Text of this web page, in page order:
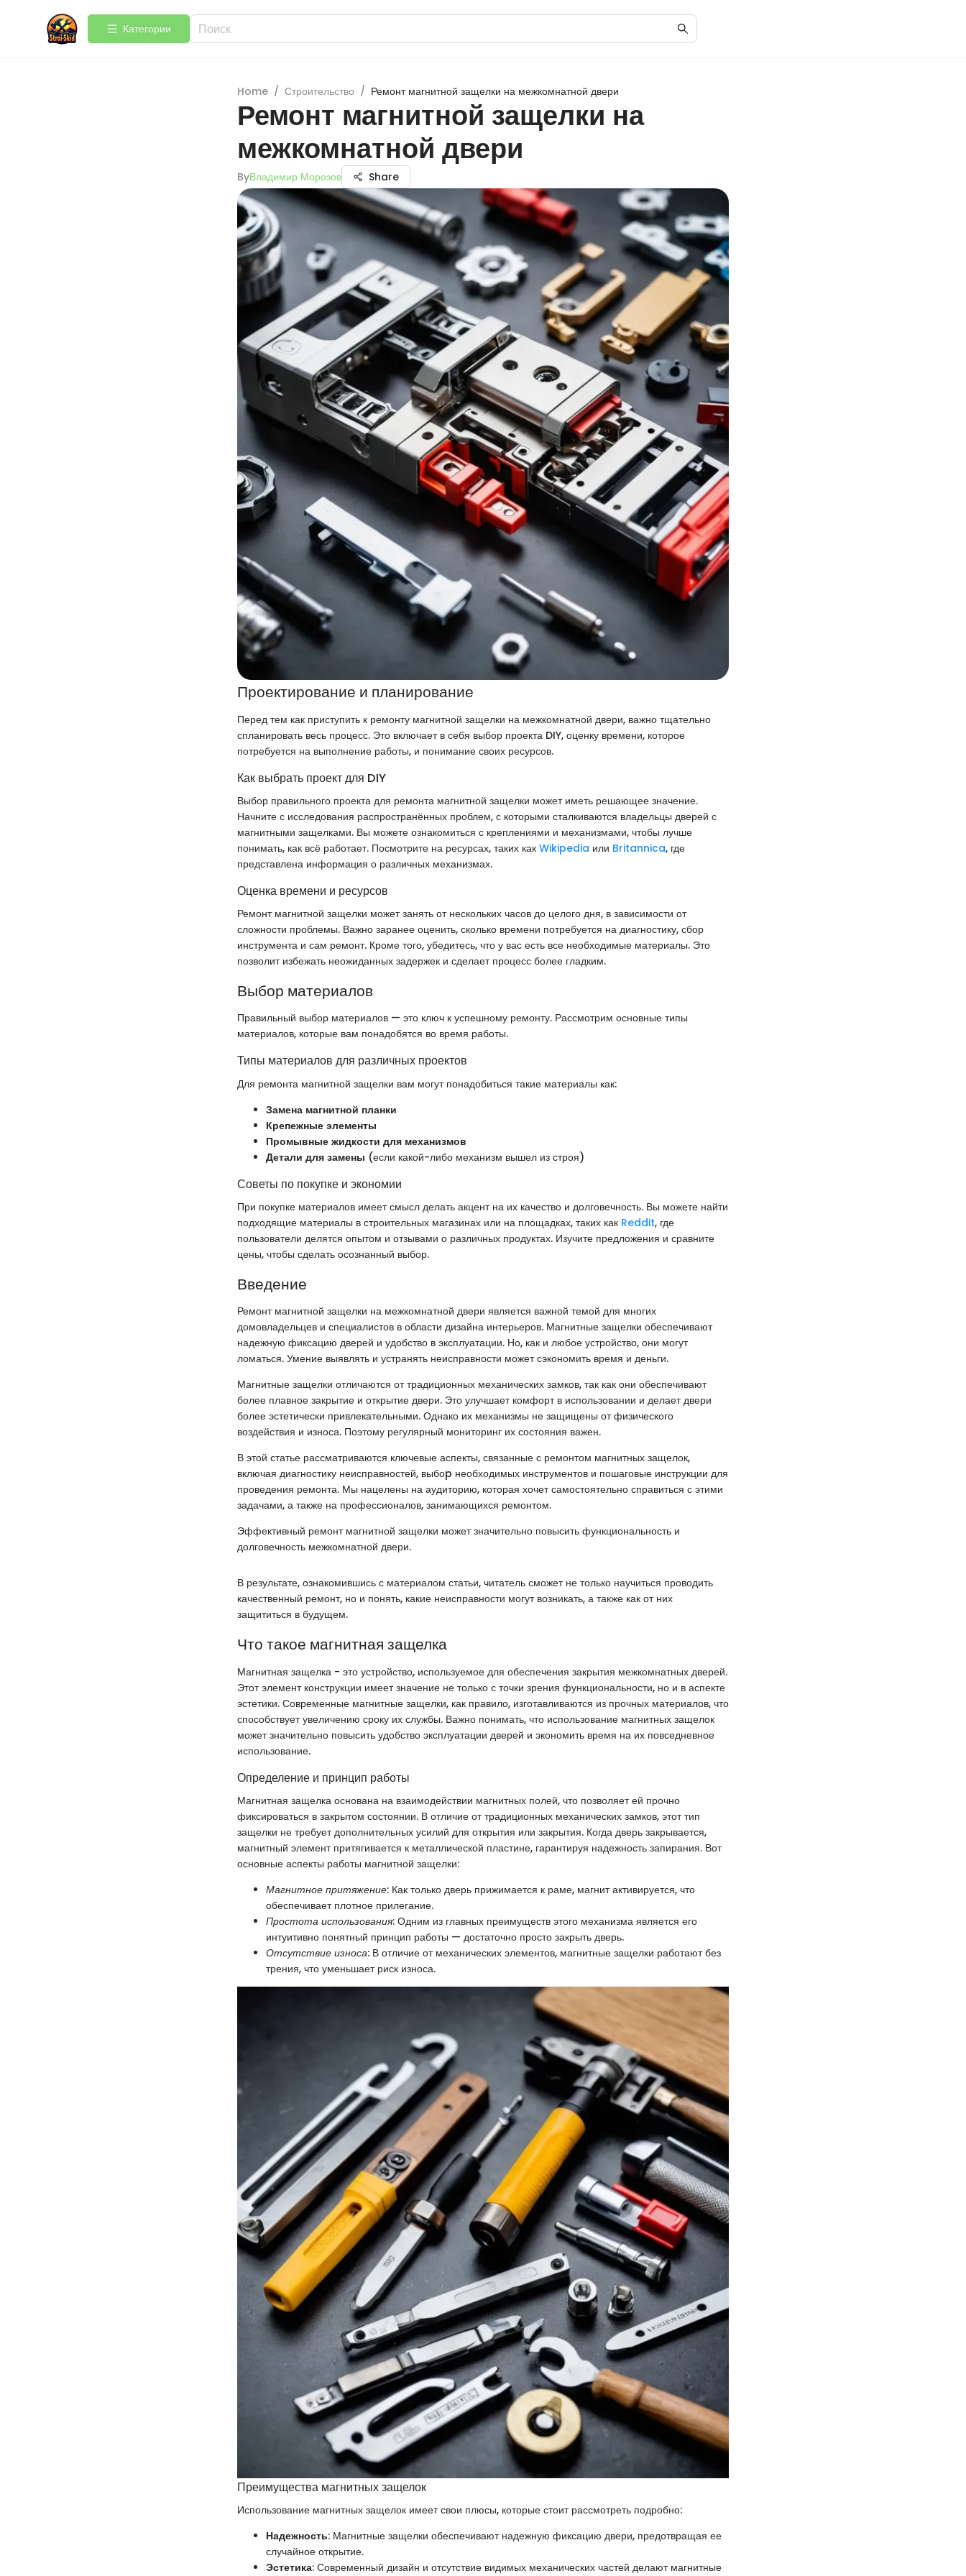
Категории
Home / Строительство / Ремонт магнитной защелки на межкомнатной двери
Ремонт магнитной защелки на
межкомнатной двери
ByВладимир Морозов Share
Проектирование и планирование
Перед тем как приступить к ремонту магнитной защелки на межкомнатной двери, важно тщательно
спланировать весь процесс. Это включает в себя выбор проекта DIY, оценку времени, которое
потребуется на выполнение работы, и понимание своих ресурсов.
Как выбрать проект для DIY
Выбор правильного проекта для ремонта магнитной защелки может иметь решающее значение.
Начните с исследования распространённых проблем, с которыми сталкиваются владельцы дверей с
магнитными защелками. Вы можете ознакомиться с креплениями и механизмами, чтобы лучше
понимать, как всё работает. Посмотрите на ресурсах, таких как Wikipedia или Britannica, где
представлена информация о различных механизмах.
Оценка времени и ресурсов
Ремонт магнитной защелки может занять от нескольких часов до целого дня, в зависимости от
сложности проблемы. Важно заранее оценить, сколько времени потребуется на диагностику, сбор
инструмента и сам ремонт. Кроме того, убедитесь, что у вас есть все необходимые материалы. Это
позволит избежать неожиданных задержек и сделает процесс более гладким.
Выбор материалов
Правильный выбор материалов — это ключ к успешному ремонту. Рассмотрим основные типы
материалов, которые вам понадобятся во время работы.
Типы материалов для различных проектов
Для ремонта магнитной защелки вам могут понадобиться такие материалы как:
Замена магнитной планки
Крепежные элементы
Промывные жидкости для механизмов
Детали для замены (если какой-либо механизм вышел из строя)
Советы по покупке и экономии
При покупке материалов имеет смысл делать акцент на их качество и долговечность. Вы можете найти
подходящие материалы в строительных магазинах или на площадках, таких как Reddit, где
пользователи делятся опытом и отзывами о различных продуктах. Изучите предложения и сравните
цены, чтобы сделать осознанный выбор.
Введение
Ремонт магнитной защелки на межкомнатной двери является важной темой для многих
домовладельцев и специалистов в области дизайна интерьеров. Магнитные защелки обеспечивают
надежную фиксацию дверей и удобство в эксплуатации. Но, как и любое устройство, они могут
ломаться. Умение выявлять и устранять неисправности может сэкономить время и деньги.
Магнитные защелки отличаются от традиционных механических замков, так как они обеспечивают
более плавное закрытие и открытие двери. Это улучшает комфорт в использовании и делает двери
более эстетически привлекательными. Однако их механизмы не защищены от физического
воздействия и износа. Поэтому регулярный мониторинг их состояния важен.
В этой статье рассматриваются ключевые аспекты, связанные с ремонтом магнитных защелок,
включая диагностику неисправностей, выбоp необходимых инструментов и пошаговые инструкции для
проведения ремонта. Мы нацелены на аудиторию, которая хочет самостоятельно справиться с этими
задачами, а также на профессионалов, занимающихся ремонтом.
Эффективный ремонт магнитной защелки может значительно повысить функциональность и
долговечность межкомнатной двери.
В результате, ознакомившись с материалом статьи, читатель сможет не только научиться проводить
качественный ремонт, но и понять, какие неисправности могут возникать, а также как от них
защититься в будущем.
Что такое магнитная защелка
Магнитная защелка - это устройство, используемое для обеспечения закрытия межкомнатных дверей.
Этот элемент конструкции имеет значение не только с точки зрения функциональности, но и в аспекте
эстетики. Современные магнитные защелки, как правило, изготавливаются из прочных материалов, что
способствует увеличению сроку их службы. Важно понимать, что использование магнитных защелок
может значительно повысить удобство эксплуатации дверей и экономить время на их повседневное
использование.
Определение и принцип работы
Магнитная защелка основана на взаимодействии магнитных полей, что позволяет ей прочно
фиксироваться в закрытом состоянии. В отличие от традиционных механических замков, этот тип
защелки не требует дополнительных усилий для открытия или закрытия. Когда дверь закрывается,
магнитный элемент притягивается к металлической пластине, гарантируя надежность запирания. Вот
основные аспекты работы магнитной защелки:
Магнитное притяжение: Как только дверь прижимается к раме, магнит активируется, что
обеспечивает плотное прилегание.
Простота использования: Одним из главных преимуществ этого механизма является его
интуитивно понятный принцип работы — достаточно просто закрыть дверь.
Отсутствие износа: В отличие от механических элементов, магнитные защелки работают без
трения, что уменьшает риск износа.
Преимущества магнитных защелок
Использование магнитных защелок имеет свои плюсы, которые стоит рассмотреть подробно:
Надежность: Магнитные защелки обеспечивают надежную фиксацию двери, предотвращая ее
случайное открытие.
Эстетика: Современный дизайн и отсутствие видимых механических частей делают магнитные